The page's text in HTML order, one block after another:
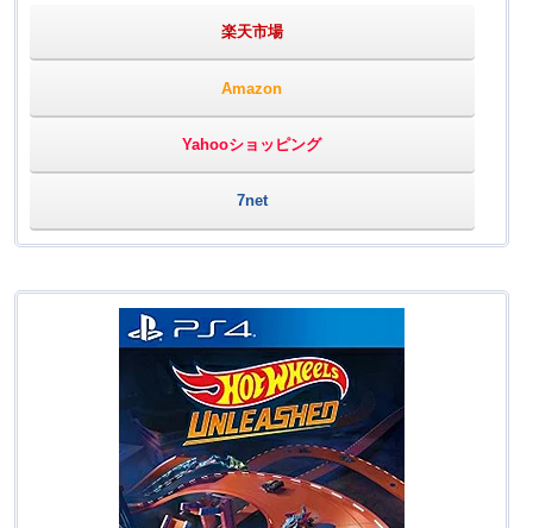
楽天市場
Amazon
Yahooショッピング
7net